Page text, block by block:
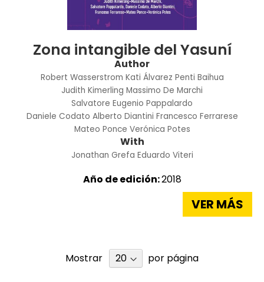
Zona intangible del Yasuní
Author
Robert Wasserstrom Kati Álvarez Penti Baihua
Judith Kimerling Massimo De Marchi
Salvatore Eugenio Pappalardo
Daniele Codato Alberto Diantini Francesco Ferrarese
Mateo Ponce Verónica Potes
With
Jonathan Grefa Eduardo Viteri
Año de edición:2018
VER MÁS
Mostrar por página